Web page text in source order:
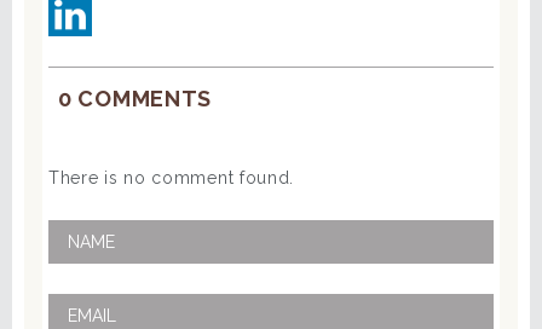
0 COMMENTS
There is no comment found.